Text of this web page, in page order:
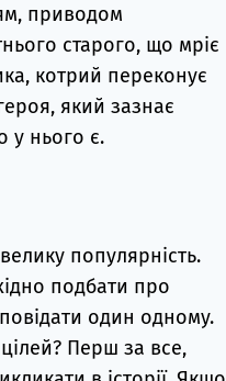
приводом
старого, що мріє
котрий переконує
який зазнає
у нього є.
популярність.
подбати про
один одному.
Перш за все,